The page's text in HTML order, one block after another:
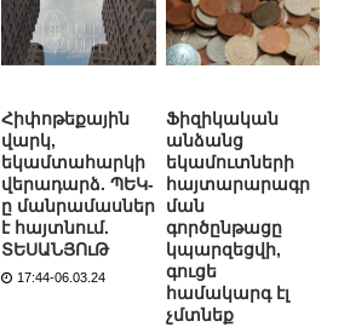
Հիփոթեքային
վարկ,
եկամտահարկի
վերադարձ. ՊԵԿ-
ը մանրամասներ
է հայտնում.
ՏԵՍԱՆՅՈւԹ
17:44-06.03.24
Ֆիզիկական
անձանց
եկամուտների
հայտարարագր
ման
գործընթացը
կպարզեցվի,
գուցե
համակարգ էլ
չմտնեք